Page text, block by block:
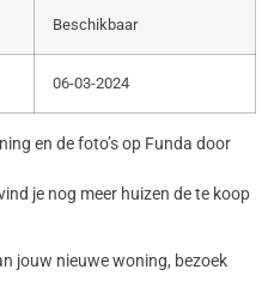
Beschikbaar
06-03-2024
en de foto’s op Funda door
je nog meer huizen de te koop
jouw nieuwe woning, bezoek